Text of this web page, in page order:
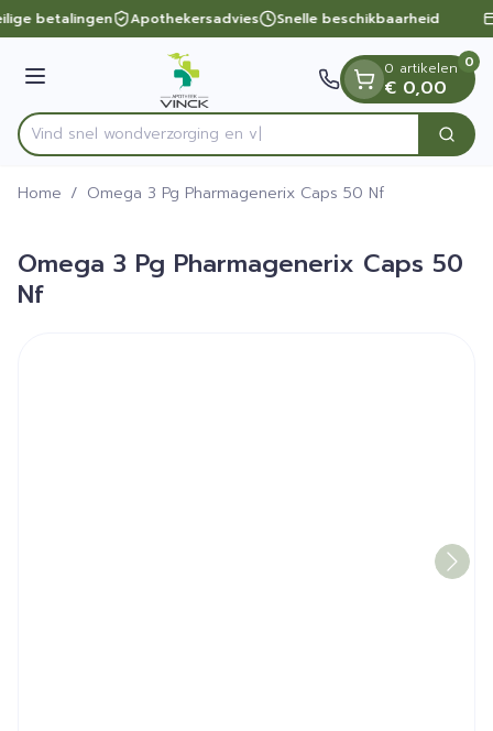
Ga naar de inhoud
1 van 1
betalingen Apothekersadvies Snelle beschikbaarheid
Menu
Product, merk, categorie...
Vind snel wondverzorg Zoek
0 artikelen
€ 0,00
0
Home / Omega 3 Pg Pharmagenerix Caps 50 Nf
Omega 3 Pg Pharmagenerix Caps 50
Nf